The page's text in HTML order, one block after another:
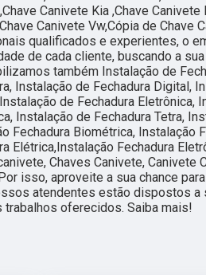
Canivete Kia ,Chave
Canivete Vw,Cópia de Chave
qualificados e experientes, o
de cada cliente, buscando a
também Instalação de
Instalação de Fechadura Digital,
de Fechadura Eletrônica,
Instalação de Fechadura Tetra,
Fechadura Biométrica, Instalação
Elétrica,Instalação Fechadura
Chaves Canivete, Canivete
isso, aproveite a sua chance
atendentes estão dispostos a
trabalhos oferecidos. Saiba mais!